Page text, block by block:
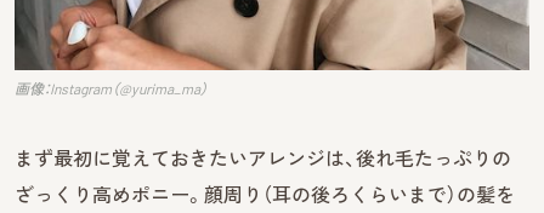
画像：Instagram（@yurima_ma）
まず最初に覚えておきたいアレンジは、後れ毛たっぷりの
ざっくり高めポニー。顔周り（耳の後ろくらいまで）の髪を